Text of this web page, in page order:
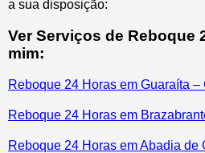
a sua disposição:
Ver Serviços de Reboque
mim:
Reboque 24 Horas em Guaraíta –
Reboque 24 Horas em
Reboque 24 Horas em Abadia de